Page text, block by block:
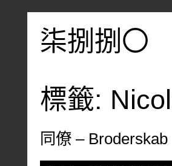
柒捌捌〇
標籤:
同僚 – Broderskab